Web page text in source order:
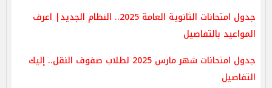
جدول امتحانات الثانوية العامة 2025.. النظام الجديد| اعرف
المواعيد بالتفاصيل
جدول امتحانات شهر مارس 2025 لطلاب صفوف النقل.. إليك
التفاصيل